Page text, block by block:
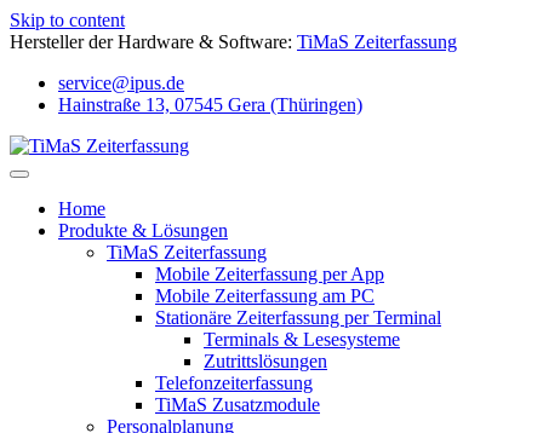
Skip to content
Hersteller der Hardware & Software: TiMaS Zeiterfassung
service@ipus.de
Hainstraße 13, 07545 Gera (Thüringen)
Home
Produkte & Lösungen
TiMaS Zeiterfassung
Mobile Zeiterfassung per App
Mobile Zeiterfassung am PC
Stationäre Zeiterfassung per Terminal
Terminals & Lesesysteme
Zutrittslösungen
Telefonzeiterfassung
TiMaS Zusatzmodule
Personalplanung